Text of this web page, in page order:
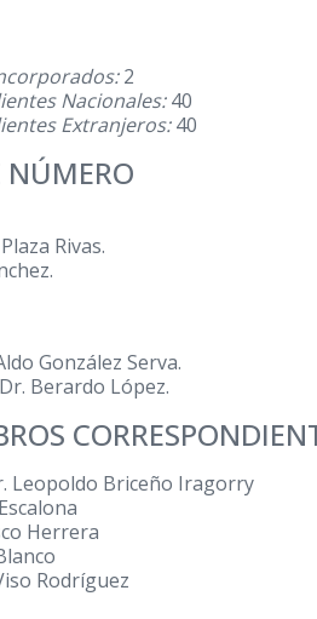
2
Nacionales:40
Extranjeros:40
NÚMERO
Rivas.
González Serva.
Berardo López.
Leopoldo Briceño Iragorry
Herrera
Rodríguez